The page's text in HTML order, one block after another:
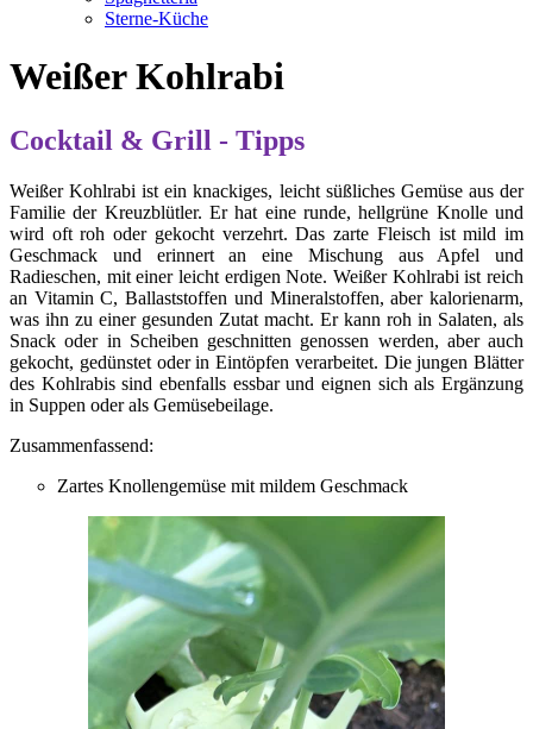
Sterne-Küche
Weißer Kohlrabi
Cocktail & Grill - Tipps
Weißer Kohlrabi ist ein knackiges, leicht süßliches Gemüse aus der
Familie der Kreuzblütler. Er hat eine runde, hellgrüne Knolle und
wird oft roh oder gekocht verzehrt. Das zarte Fleisch ist mild im
Geschmack und erinnert an eine Mischung aus Apfel und
Radieschen, mit einer leicht erdigen Note. Weißer Kohlrabi ist reich
an Vitamin C, Ballaststoffen und Mineralstoffen, aber kalorienarm,
was ihn zu einer gesunden Zutat macht. Er kann roh in Salaten, als
Snack oder in Scheiben geschnitten genossen werden, aber auch
gekocht, gedünstet oder in Eintöpfen verarbeitet. Die jungen Blätter
des Kohlrabis sind ebenfalls essbar und eignen sich als Ergänzung
in Suppen oder als Gemüsebeilage.
Zusammenfassend:
Zartes Knollengemüse mit mildem Geschmack